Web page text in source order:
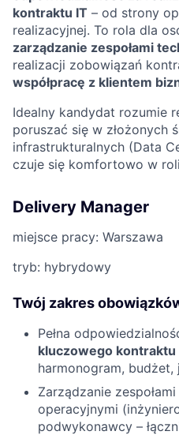
kontraktu IT – od strony
realizacyjnej. To rola dla
zarządzanie zespołami
realizacji zobowiązań
współpracę z klientem
Idealny kandydat rozumie
poruszać się w złożonych
infrastrukturalnych (Data
czuje się komfortowo w
Delivery Manager
miejsce pracy: Warszawa
tryb: hybrydowy
Twój zakres
Pełna
kluczowego kontraktu
harmonogram, budżet,
Zarządzanie
operacyjnymi
podwykonawcy –